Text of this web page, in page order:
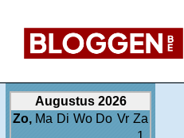
Augustus 2026
Zo, Ma Di Wo Do Vr Za